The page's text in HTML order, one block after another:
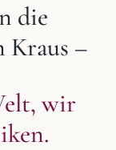
die
Kraus –
wir